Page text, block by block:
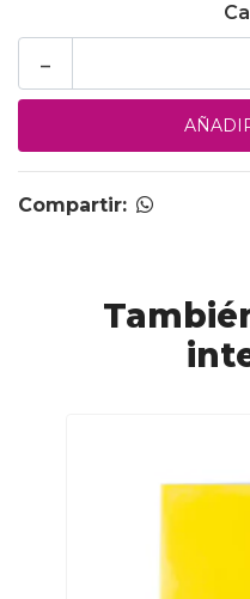
-
Compartir: